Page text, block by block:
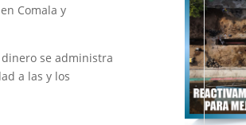
Comala y
se administra
a las y los